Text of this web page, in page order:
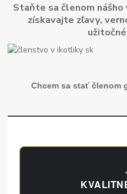
Staňte sa členom
získavajte zľavy,
Chcem sa stať členom